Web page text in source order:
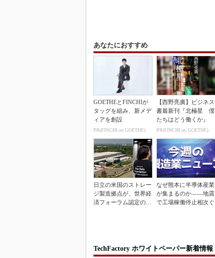
あなたにおすすめ
GOETHEとFINCHIが
タッグを組み、新メデ
ィアを創設
PR(FINCHI on GOETHE)
【西野亮廣】ビジネス
書最新刊『北極星 僕
たちはどう働くか』
PR(FINCHI on GOETHE)
日立の米国のストレー
ジ製造拠点が、世界経
済フォーラム認定の先
なぜ熊本に半導体産業
が集まるのか――地震
で工場稼働停止相次ぐ
TechFactory ホワイトペーパー新着情報